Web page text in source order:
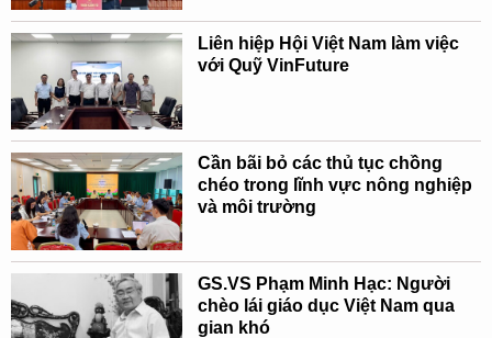
Liên hiệp Hội Việt Nam làm việc
với Quỹ VinFuture
Cần bãi bỏ các thủ tục chồng
chéo trong lĩnh vực nông nghiệp
và môi trường
GS.VS Phạm Minh Hạc: Người
chèo lái giáo dục Việt Nam qua
gian khó